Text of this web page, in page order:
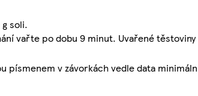
soli.
vařte po dobu 9 minut. Uvařené
písmenem v závorkách vedle data